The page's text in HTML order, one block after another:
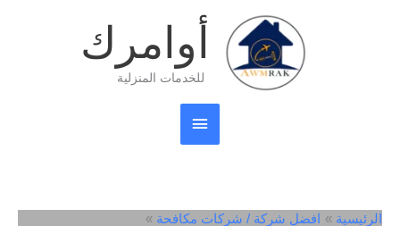
أوامرك
للخدمات المنزلية
القائمة
الرئيسية
الرئيسية
افضل شركة / شركات مكافحة